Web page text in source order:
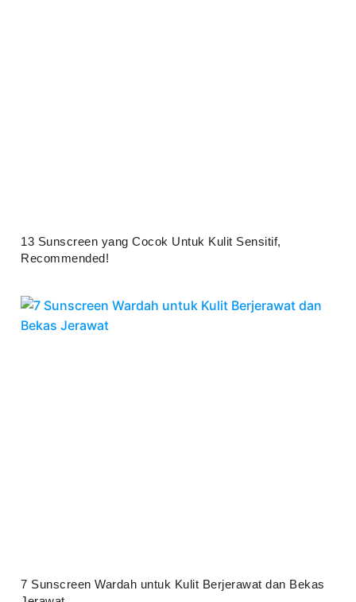
13 Sunscreen yang Cocok Untuk Kulit Sensitif,
Recommended!
7 Sunscreen Wardah untuk Kulit Berjerawat dan Bekas